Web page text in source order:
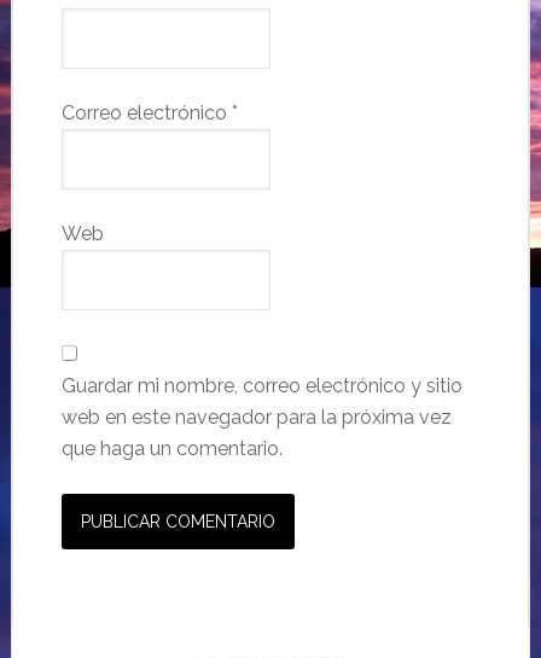
Correo electrónico *
Web
Guardar mi nombre, correo electrónico y sitio
web en este navegador para la próxima vez
que haga un comentario.